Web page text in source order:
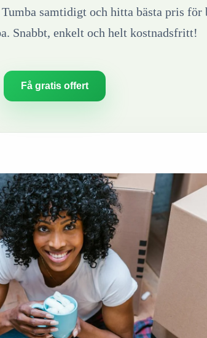
Tumba samtidigt och hitta bästa pris
. Snabbt, enkelt och helt kostnadsfritt!
Få gratis offert